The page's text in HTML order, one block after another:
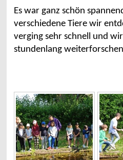
Es war ganz schön
verschiedene Tiere wir
verging sehr schnell und
stundenlang